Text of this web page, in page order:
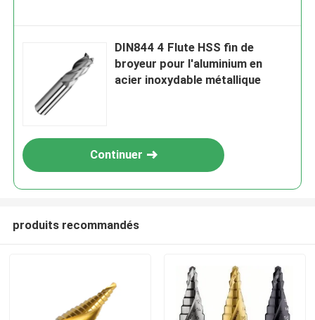
DIN844 4 Flute HSS fin de
broyeur pour l'aluminium en
acier inoxydable métallique
Continuer
produits recommandés